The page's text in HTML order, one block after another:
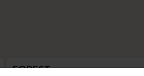
FOREST